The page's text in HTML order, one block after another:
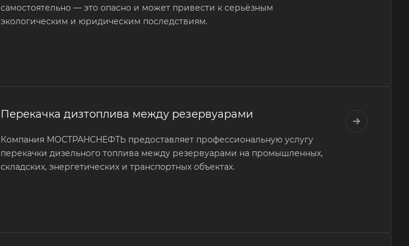
самостоятельно — это опасно и может привести к серьёзным
экологическим и юридическим последствиям.
Перекачка дизтоплива между резервуарами
Компания МОСТРАНСНЕФТЬ предоставляет профессиональную услугу
перекачки дизельного топлива между резервуарами на промышленных,
складских, энергетических и транспортных объектах.